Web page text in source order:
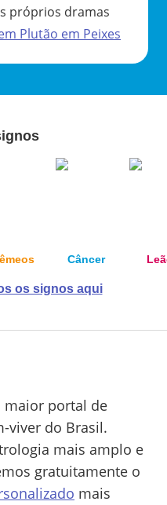
próprios dramas
Plutão em Peixes
Câncer
os signos aqui
maior portal de
viver do Brasil.
mais amplo e
gratuitamente o
mais